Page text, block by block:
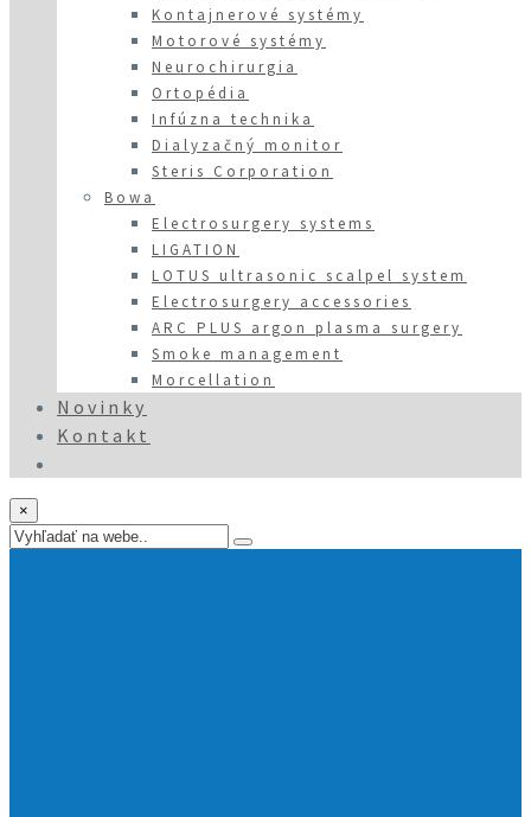
Kontajnerové systémy
Motorové systémy
Neurochirurgia
Ortopédia
Infúzna technika
Dialyzačný monitor
Steris Corporation
Bowa
Electrosurgery systems
LIGATION
LOTUS ultrasonic scalpel system
Electrosurgery accessories
ARC PLUS argon plasma surgery
Smoke management
Morcellation
Novinky
Kontakt
×